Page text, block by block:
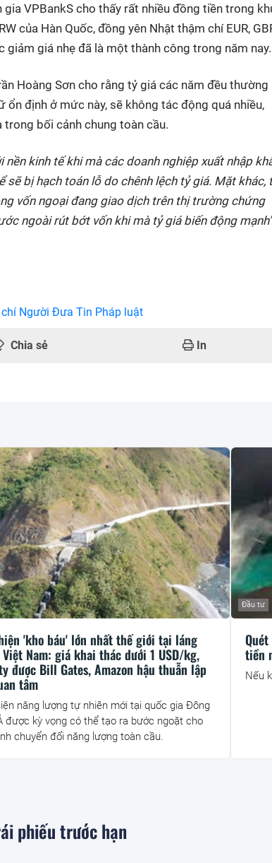
VPBankS cho thấy rất nhiều đồng tiền trong
của Hàn Quốc, đồng yên Nhật thậm chí EUR,
giá nhẹ đã là một thành công trong năm nay.
Hoàng Sơn cho rằng tỷ giá các năm đều thường
định ở mức này, sẽ không tác động quá nhiều,
bối cảnh chung toàn cầu.
kinh tế khi mà các doanh nghiệp xuất nhập
bị hạch toán lỗ do chênh lệch tỷ giá. Mặt khác,
vốn ngoại đang giao dịch trên thị trường chứng
ngoài rút bớt vốn khi mà tỷ giá biến động mạnh"
Người Đưa Tin Pháp luật
Chia sẻ In
'kho báu' lớn nhất thế giới tại láng
Nam: giá khai thác dưới 1 USD/kg,
được Bill Gates, Amazon hậu thuẫn lập
tâm
năng lượng tự nhiên mới tại quốc gia Đông
được kỳ vọng có thể tạo ra bước ngoặt cho
chuyển đổi năng lượng toàn cầu.
tiền
Đầu tư
Nếu
phiếu trước hạn